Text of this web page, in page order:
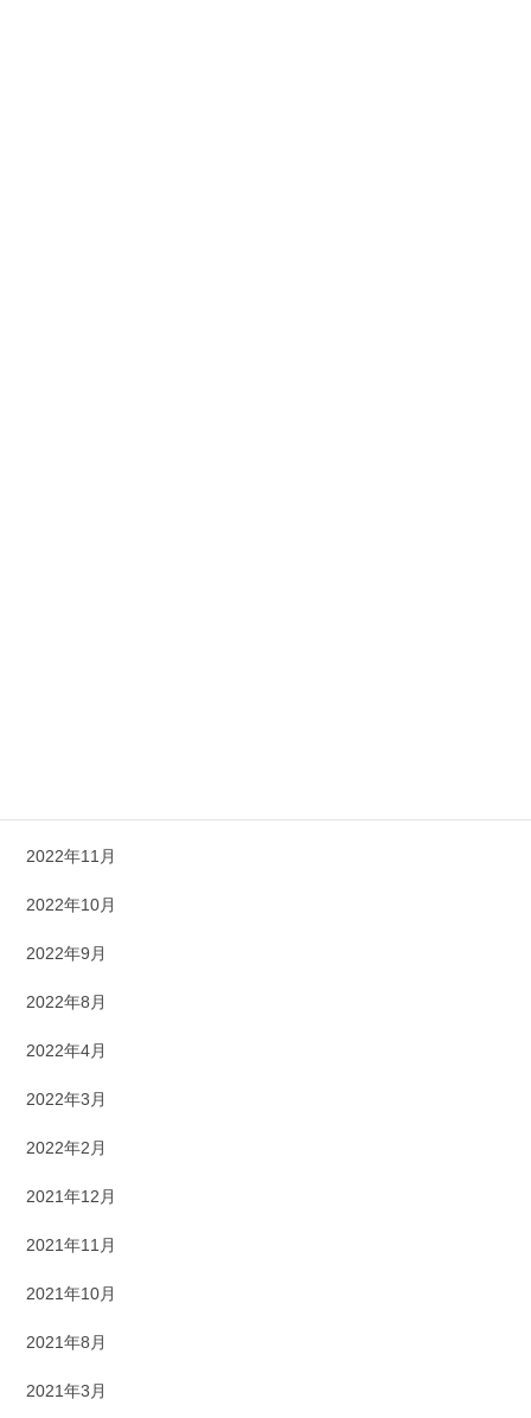
2022年11月
2022年10月
2022年9月
2022年8月
2022年4月
2022年3月
2022年2月
2021年12月
2021年11月
2021年10月
2021年8月
2021年3月